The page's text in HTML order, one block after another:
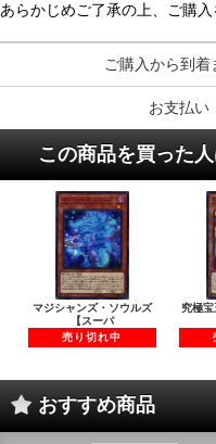
あらかじめご了承の上、ご購入
ご購入から到
お支払い
この商品を買った
マジシャンズ・ソウルズ
【スーパ
売り切れ中
究極宝
おすすめ商品